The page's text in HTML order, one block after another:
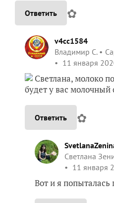
Ответить ✿
v4cc1584
Владимир С.
11 января
Светлана, молоко
будет у вас
Ответить ✿
Светлана
11 января
Вот и я